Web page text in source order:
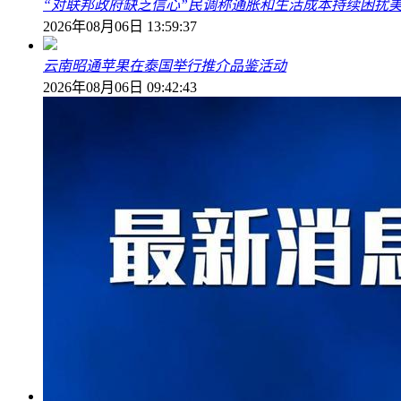
“对联邦政府缺乏信心”民调称通胀和生活成本持续困扰
2026年08月06日 13:59:37
云南昭通苹果在泰国举行推介品鉴活动
2026年08月06日 09:42:43